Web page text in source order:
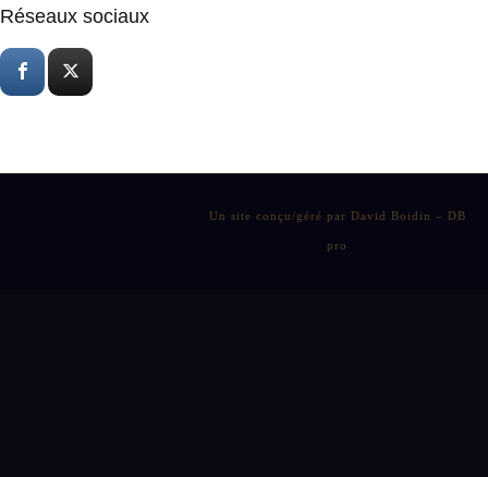
Réseaux sociaux
Un site conçu/géré par David Boidin – DB
pro